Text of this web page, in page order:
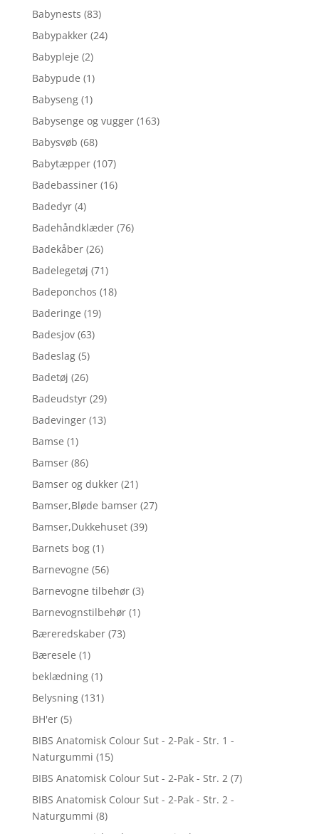
Babynests (83)
Babypakker (24)
Babypleje (2)
Babypude (1)
Babyseng (1)
Babysenge og vugger (163)
Babysvøb (68)
Babytæpper (107)
Badebassiner (16)
Badedyr (4)
Badehåndklæder (76)
Badekåber (26)
Badelegetøj (71)
Badeponchos (18)
Baderinge (19)
Badesjov (63)
Badeslag (5)
Badetøj (26)
Badeudstyr (29)
Badevinger (13)
Bamse (1)
Bamser (86)
Bamser og dukker (21)
Bamser,Bløde bamser (27)
Bamser,Dukkehuset (39)
Barnets bog (1)
Barnevogne (56)
Barnevogne tilbehør (3)
Barnevognstilbehør (1)
Bæreredskaber (73)
Bæresele (1)
beklædning (1)
Belysning (131)
BH'er (5)
BIBS Anatomisk Colour Sut - 2-Pak - Str. 1 -
Naturgummi (15)
BIBS Anatomisk Colour Sut - 2-Pak - Str. 2 (7)
BIBS Anatomisk Colour Sut - 2-Pak - Str. 2 -
Naturgummi (8)